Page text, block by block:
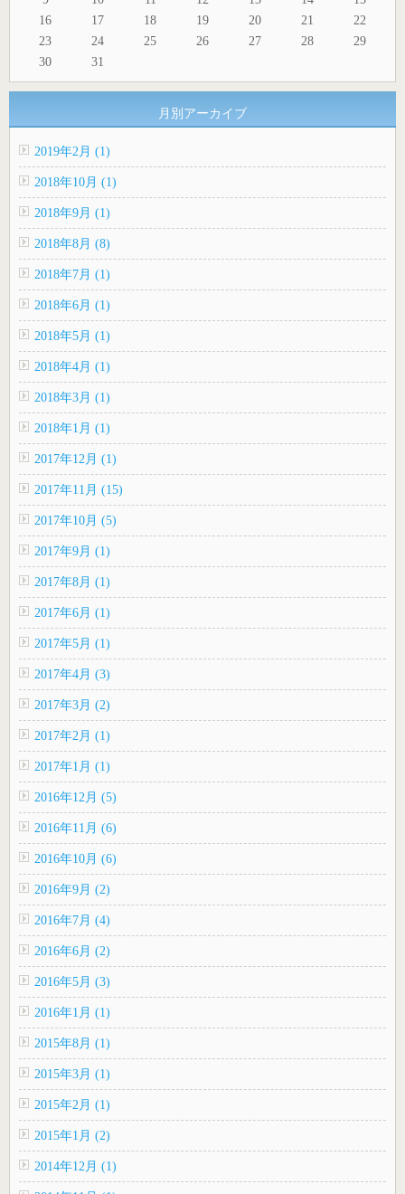
16
17 18 19 20 21
22
23
24 25 26 27 28
29
30
31
月別アーカイブ
2019年2月 (1)
2018年10月 (1)
2018年9月 (1)
2018年8月 (8)
2018年7月 (1)
2018年6月 (1)
2018年5月 (1)
2018年4月 (1)
2018年3月 (1)
2018年1月 (1)
2017年12月 (1)
2017年11月 (15)
2017年10月 (5)
2017年9月 (1)
2017年8月 (1)
2017年6月 (1)
2017年5月 (1)
2017年4月 (3)
2017年3月 (2)
2017年2月 (1)
2017年1月 (1)
2016年12月 (5)
2016年11月 (6)
2016年10月 (6)
2016年9月 (2)
2016年7月 (4)
2016年6月 (2)
2016年5月 (3)
2016年1月 (1)
2015年8月 (1)
2015年3月 (1)
2015年2月 (1)
2015年1月 (2)
2014年12月 (1)